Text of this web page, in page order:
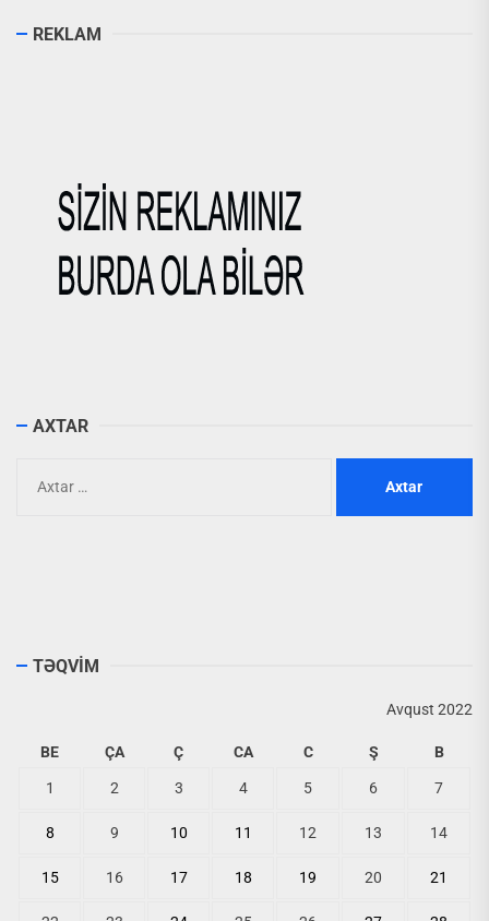
REKLAM
AXTAR
TƏQVİM
Avqust 2022
BE ÇA Ç CA C Ş B
1 2 3 4 5 6 7
8 9 10 11 12 13 14
15 16 17 18 19 20 21